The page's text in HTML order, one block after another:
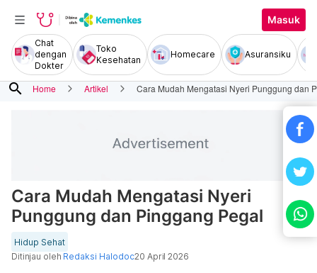
Masuk
Chat
dengan
Dokter
Toko
Kesehatan
Homecare Asuransiku
search Home Artikel Cara Mudah Mengatasi Nyeri Punggung dan
Cara Mudah Mengatasi Nyeri
Punggung dan Pinggang Pegal
Hidup Sehat
Ditinjau oleh Redaksi Halodoc20 April 2026